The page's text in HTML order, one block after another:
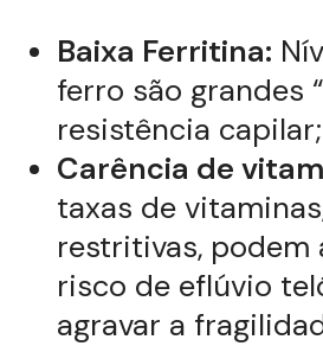
Baixa Ferritina:
ferro são grandes
resistência capilar;
Carência de
taxas de
restritivas, podem
risco de eflúvio
agravar a